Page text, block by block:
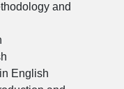
and
English